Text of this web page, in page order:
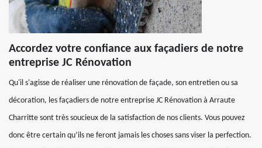
Accordez votre confiance aux façadiers de notre
entreprise JC Rénovation
Qu'il s'agisse de réaliser une rénovation de façade, son entretien ou sa
décoration, les façadiers de notre entreprise JC Rénovation à Arraute
Charritte sont très soucieux de la satisfaction de nos clients. Vous pouvez
donc être certain qu’ils ne feront jamais les choses sans viser la perfection.